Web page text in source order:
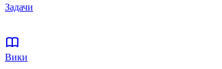
Задачи
Вики